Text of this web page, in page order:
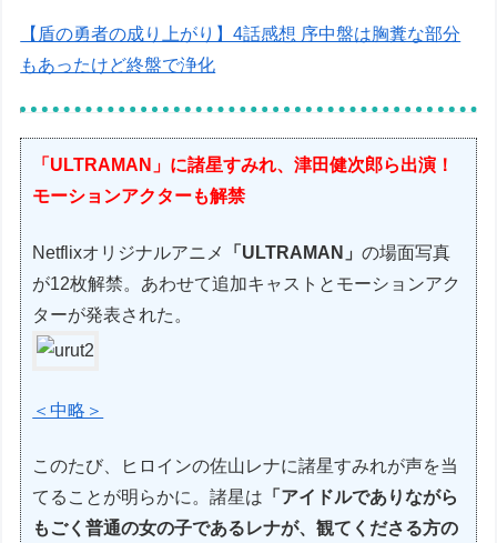
【盾の勇者の成り上がり】4話感想 序中盤は胸糞な部分
もあったけど終盤で浄化
「ULTRAMAN」に諸星すみれ、津田健次郎ら出演！
モーションアクターも解禁
Netflixオリジナルアニメ 「ULTRAMAN」の場面写真
が12枚解禁。あわせて追加キャストとモーションアク
ターが発表された。
＜中略＞
このたび、ヒロインの佐山レナに諸星すみれが声を当
てることが明らかに。諸星は 「アイドルでありながら
もごく普通の女の子であるレナが、観てくださる方の